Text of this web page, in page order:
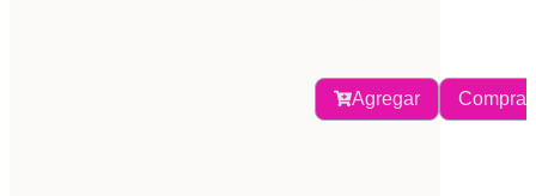
Agregar Comprar